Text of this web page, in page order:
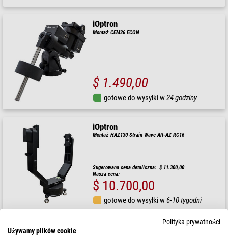
iOptron
Montaż CEM26 ECON
$ 1.490,00
gotowe do wysyłki w24 godziny
iOptron
Montaż HAZ130 Strain Wave Alt-AZ RC16
Sugerowana cena detaliczna: $ 11.300,00
Nasza cena:
$ 10.700,00
gotowe do wysyłki w6-10 tygodni
Polityka prywatności
Używamy plików cookie